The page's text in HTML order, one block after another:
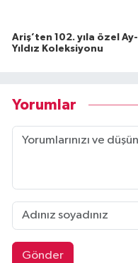
Ariş’ten 102. yıla özel Ay-
Yıldız Koleksiyonu
Yorumlar
Gönder